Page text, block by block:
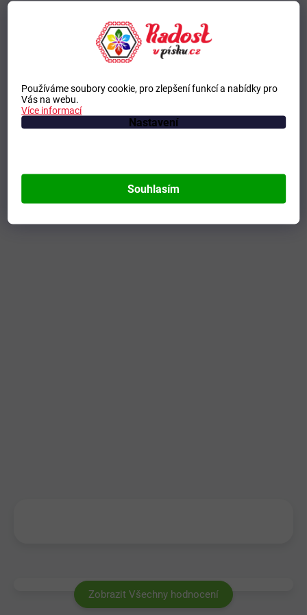
Používáme soubory cookie, pro zlepšení funkcí a nabídky pro
Vás na webu.
Více informací
Nastavení
Souhlasím
Zobrazit Všechny hodnocení